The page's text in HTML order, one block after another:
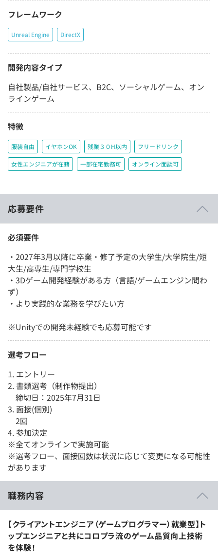
フレームワーク
Unreal Engine DirectX
開発内容タイプ
自社製品/自社サービス、B2C、ソーシャルゲーム、オン
ラインゲーム
特徴
服装自由 イヤホンOK 残業３０H以内 フリードリンク
女性エンジニアが在籍 一部在宅勤務可 オンライン面談可
応募要件
必須要件
・2027年3月以降に卒業・修了予定の大学生/大学院生/短
大生/高専生/専門学校生
・3Dゲーム開発経験がある方（言語/ゲームエンジン問わ
ず）
・より実践的な業務を学びたい方
※Unityでの開発未経験でも応募可能です
選考フロー
1. エントリー
2. 書類選考（制作物提出）
締切日：2025年7月31日
3. 面接(個別)
2回
4. 参加決定
※全てオンラインで実施可能
※選考フロー、面接回数は状況に応じて変更になる可能性
があります
職務内容
【クライアントエンジニア（ゲームプログラマー）就業型】ト
ップエンジニアと共にコロプラ流のゲーム品質向上技術
を体験！